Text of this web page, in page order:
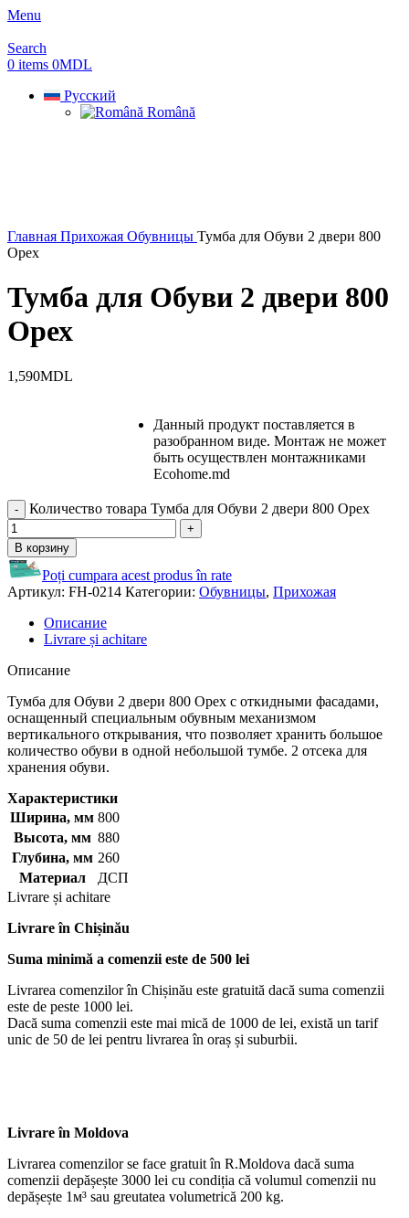
Menu
Search
0 items 0MDL
Русский
Română
Главная Прихожая Обувницы Тумба для Обуви 2 двери 800
Орех
Тумба для Обуви 2 двери 800
Орех
1,590MDL
Данный продукт поставляется в
разобранном виде. Монтаж не может
быть осуществлен монтажниками
Ecohome.md
Количество товара Тумба для Обуви 2 двери 800 Орех
В корзину
Poți cumpara acest produs în rate
Артикул: FH-0214 Категории: Обувницы, Прихожая
Описание
Livrare și achitare
Описание
Тумба для Обуви 2 двери 800 Орех с откидными фасадами,
оснащенный специальным обувным механизмом
вертикального открывания, что позволяет хранить большое
количество обуви в одной небольшой тумбе. 2 отсека для
хранения обуви.
Характеристики
Ширина, мм 800
Высота, мм 880
Глубина, мм 260
Материал
ДСП
Livrare și achitare
Livrareîn Chișinău
Suma minimă a comenzii este de 500 lei
Livrarea comenzilor în Chișinău este gratuită dacă suma comenzii
este de peste 1000 lei.
Dacă suma comenzii este mai mică de 1000 de lei, există un tarif
unic de 50 de lei pentru livrarea în oraș și suburbii.
Livrare în Moldova
Livrarea comenzilor se face gratuit în R.Moldova dacă suma
comenzii depășește 3000 lei cu condiția că volumul comenzii nu
depășește 1м³ sau greutatea volumetrică 200 kg.